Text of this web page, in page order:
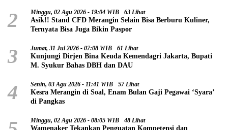
2 Minggu, 02 Agu 2026 - 19:04 WIB 63 Lihat
Asik!! Stand CFD Merangin Selain Bisa Berburu Kuliner,
Ternyata Bisa Juga Bikin Paspor
3 Jumat, 31 Jul 2026 - 07:08 WIB 61 Lihat
Kunjungi Dirjen Bina Keuda Kemendagri Jakarta, Bupati
M. Syukur Bahas DBH dan DAU
4 Senin, 03 Agu 2026 - 11:41 WIB 57 Lihat
Kesra Merangin di Soal, Enam Bulan Gaji Pegawai ‘Syara’
di Pangkas
Minggu, 02 Agu 2026 - 08:05 WIB 48 Lihat
Wamenaker Tekankan Penguatan Kompetensi dan